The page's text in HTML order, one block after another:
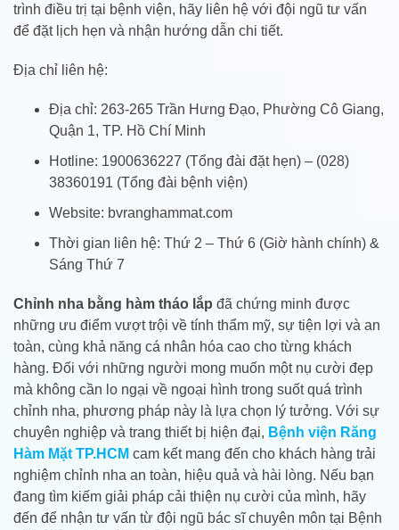
trình điều trị tại bệnh viện, hãy liên hệ với đội ngũ tư vấn
để đặt lịch hẹn và nhận hướng dẫn chi tiết.
Địa chỉ liên hệ:
Địa chỉ: 263-265 Trần Hưng Đạo, Phường Cô Giang,
Quận 1, TP. Hồ Chí Minh
Hotline: 1900636227 (Tổng đài đặt hẹn) – (028)
38360191 (Tổng đài bệnh viện)
Website: bvranghammat.com
Thời gian liên hệ: Thứ 2 – Thứ 6 (Giờ hành chính) &
Sáng Thứ 7
Chỉnh nha bằng hàm tháo lắp đã chứng minh được
những ưu điểm vượt trội về tính thẩm mỹ, sự tiện lợi và an
toàn, cùng khả năng cá nhân hóa cao cho từng khách
hàng. Đối với những người mong muốn một nụ cười đẹp
mà không cần lo ngại về ngoại hình trong suốt quá trình
chỉnh nha, phương pháp này là lựa chọn lý tưởng. Với sự
chuyên nghiệp và trang thiết bị hiện đại, Bệnh viện Răng
Hàm Mặt TP.HCM cam kết mang đến cho khách hàng trải
nghiệm chỉnh nha an toàn, hiệu quả và hài lòng. Nếu bạn
đang tìm kiếm giải pháp cải thiện nụ cười của mình, hãy
đến để nhận tư vấn từ đội ngũ bác sĩ chuyên môn tại Bệnh